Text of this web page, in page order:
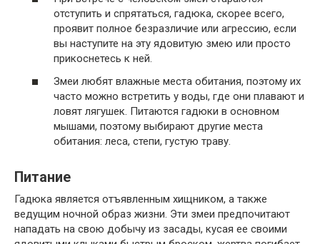
отступить и спрятаться, гадюка, скорее всего,
проявит полное безразличие или агрессию, если
вы наступите на эту ядовитую змею или просто
прикоснетесь к ней.
Змеи любят влажные места обитания, поэтому их
часто можно встретить у воды, где они плавают и
ловят лягушек. Питаются гадюки в основном
мышами, поэтому выбирают другие места
обитания: леса, степи, густую траву.
Питание
Гадюка является отъявленным хищником, а также
ведущим ночной образ жизни. Эти змеи предпочитают
нападать на свою добычу из засады, кусая ее своими